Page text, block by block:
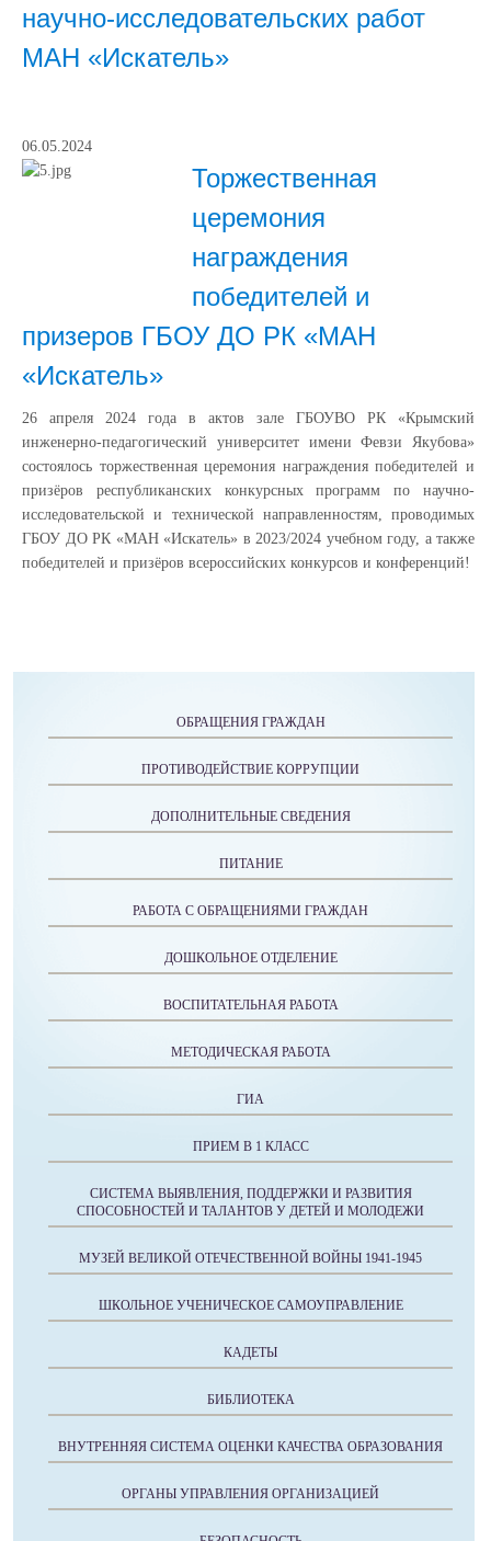
научно-исследовательских работ
МАН «Искатель»
06.05.2024
Торжественная
церемония
награждения
победителей и
призеров ГБОУ ДО РК «МАН
«Искатель»
26 апреля 2024 года в актов зале ГБОУВО РК «Крымский
инженерно-педагогический университет имени Февзи Якубова»
состоялось торжественная церемония награждения победителей и
призёров республиканских конкурсных программ по научно-
исследовательской и технической направленностям, проводимых
ГБОУ ДО РК «МАН «Искатель» в 2023/2024 учебном году, а также
победителей и призёров всероссийских конкурсов и конференций!
ОБРАЩЕНИЯ ГРАЖДАН
ПРОТИВОДЕЙСТВИЕ КОРРУПЦИИ
ДОПОЛНИТЕЛЬНЫЕ СВЕДЕНИЯ
ПИТАНИЕ
РАБОТА С ОБРАЩЕНИЯМИ ГРАЖДАН
ДОШКОЛЬНОЕ ОТДЕЛЕНИЕ
ВОСПИТАТЕЛЬНАЯ РАБОТА
МЕТОДИЧЕСКАЯ РАБОТА
ГИА
ПРИЕМ В 1 КЛАСС
СИСТЕМА ВЫЯВЛЕНИЯ, ПОДДЕРЖКИ И РАЗВИТИЯ
СПОСОБНОСТЕЙ И ТАЛАНТОВ У ДЕТЕЙ И МОЛОДЕЖИ
МУЗЕЙ ВЕЛИКОЙ ОТЕЧЕСТВЕННОЙ ВОЙНЫ 1941-1945
ШКОЛЬНОЕ УЧЕНИЧЕСКОЕ САМОУПРАВЛЕНИЕ
КАДЕТЫ
БИБЛИОТЕКА
ВНУТРЕННЯЯ СИСТЕМА ОЦЕНКИ КАЧЕСТВА ОБРАЗОВАНИЯ
ОРГАНЫ УПРАВЛЕНИЯ ОРГАНИЗАЦИЕЙ